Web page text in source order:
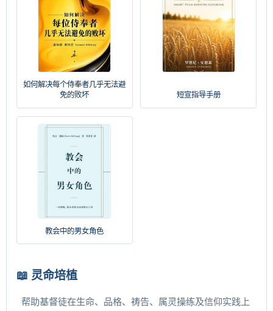
如何解决每个侍奉者几乎无法避
免的败坏
短宣指导手册
教会中的男女角色
📖 灵命培植
帮助基督徒在生命、品格、祷告、属灵操练及信仰实践上